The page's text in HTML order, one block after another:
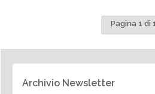
Pagina 1 di
Archivio Newsletter